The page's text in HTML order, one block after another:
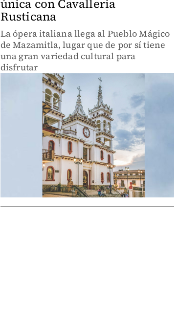
única con Cavalleria
Rusticana
La ópera italiana llega al Pueblo Mágico
de Mazamitla, lugar que de por sí tiene
una gran variedad cultural para
disfrutar